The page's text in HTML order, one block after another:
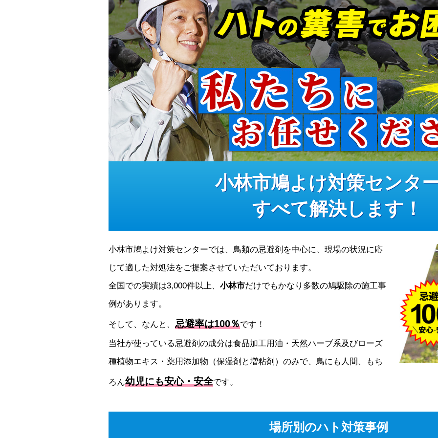
小林市鳩よけ対策センタ
すべて解決します！
小林市鳩よけ対策センターでは、鳥類の忌避剤を中心に、現場の状況に応
じて適した対処法をご提案させていただいております。
全国での実績は3,000件以上、 小林市だけでもかなり多数の鳩駆除の施工事
例があります。
そして、なんと、 忌避率は100％です！
当社が使っている忌避剤の成分は食品加工用油・天然ハーブ系及びローズ
種植物エキス・薬用添加物（保湿剤と増粘剤）のみで、鳥にも人間、もち
ろん幼児にも安心・安全です。
場所別のハト対策事例